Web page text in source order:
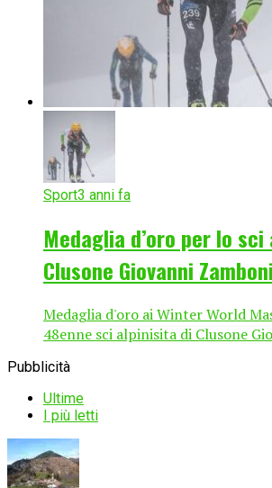
Sport3 anni fa
Medaglia d’oro per lo
Clusone Giovanni Zamboni
Medaglia d'oro ai Winter World
48enne sci alpinisita di Clusone
Pubblicità
Ultime
I più letti